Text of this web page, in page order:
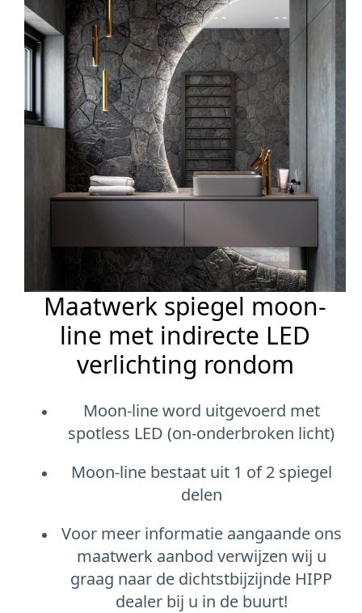
Maatwerk spiegel moon-
line met indirecte LED
verlichting rondom
Moon-line word uitgevoerd met
spotless LED (on-onderbroken licht)
Moon-line bestaat uit 1 of 2 spiegel
delen
Voor meer informatie aangaande ons
maatwerk aanbod verwijzen wij u
graag naar de dichtstbijzijnde HIPP
dealer bij u in de buurt!